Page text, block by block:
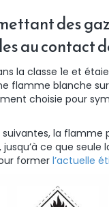
des gaz
au contact
la classe 1e et
flamme blanche
choisie pour
suivantes, la flamme
ce que seule
former l’actuelle